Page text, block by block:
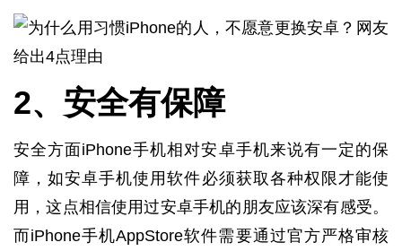
2、安全有保障
安全方面iPhone手机相对安卓手机来说有一定的保
障，如安卓手机使用软件必须获取各种权限才能使
用，这点相信使用过安卓手机的朋友应该深有感受。
而iPhone手机AppStore软件需要通过官方严格审核